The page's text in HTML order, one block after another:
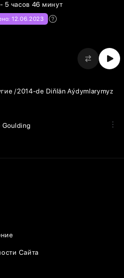
- 5 часов 46 минут
12.06.2023
2014-de Diňlän Aýdymlarymyz
Goulding
Сайта